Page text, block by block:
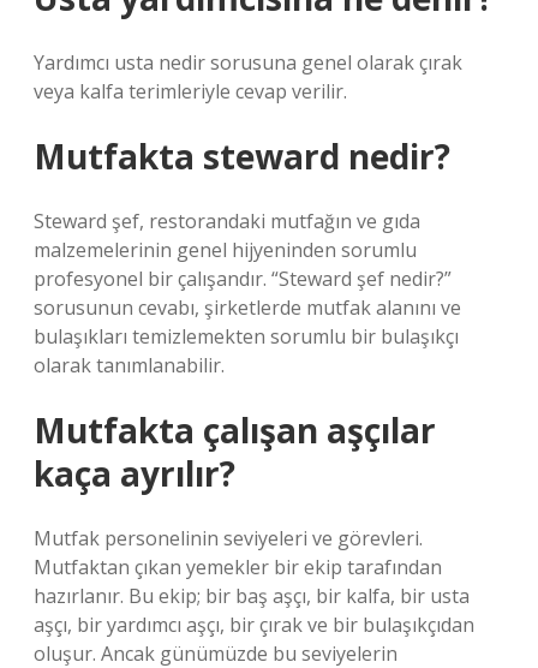
Yardımcı usta nedir sorusuna genel olarak çırak
veya kalfa terimleriyle cevap verilir.
Mutfakta steward nedir?
Steward şef, restorandaki mutfağın ve gıda
malzemelerinin genel hijyeninden sorumlu
profesyonel bir çalışandır. “Steward şef nedir?”
sorusunun cevabı, şirketlerde mutfak alanını ve
bulaşıkları temizlemekten sorumlu bir bulaşıkçı
olarak tanımlanabilir.
Mutfakta çalışan aşçılar
kaça ayrılır?
Mutfak personelinin seviyeleri ve görevleri.
Mutfaktan çıkan yemekler bir ekip tarafından
hazırlanır. Bu ekip; bir baş aşçı, bir kalfa, bir usta
aşçı, bir yardımcı aşçı, bir çırak ve bir bulaşıkçıdan
oluşur. Ancak günümüzde bu seviyelerin